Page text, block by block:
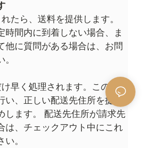
たら、送料を提供します。
時間内に到着しない場合、ま
他に質問がある場合は、お問
早く処理されます。このた
い、正しい配送先住所を提供
します。 配送先住所が請求先
は、チェックアウト中にこれ
。